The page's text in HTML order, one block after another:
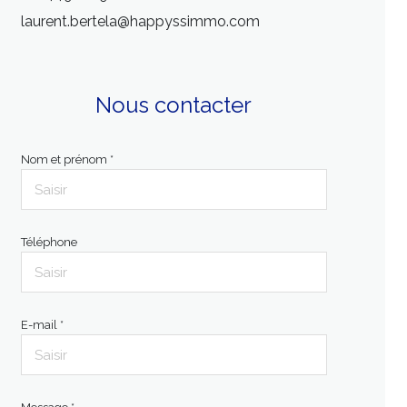
laurent.bertela@happyssimmo.com
Nous contacter
Nom et prénom *
Téléphone
E-mail *